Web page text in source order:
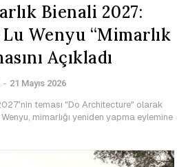
Bienali 2027:
Wenyu “Mimarlık
Açıkladı
- 21 Mayıs 2026
teması "Do Architecture" olarak
mimarlığı yeniden yapma eylemine